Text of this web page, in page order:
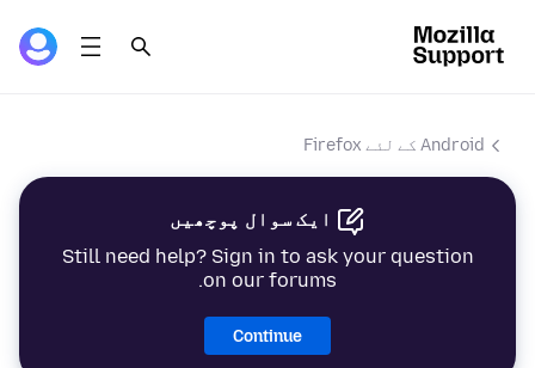
Android کے لئے Firefox
ایک سوال پوچھیں
Still need help? Sign in to ask your question
on our forums.
Continue